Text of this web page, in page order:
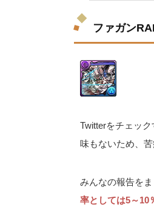
ファガン
Twitterをチェッ
味もないため、苦
みんなの報告を
率としては5～10